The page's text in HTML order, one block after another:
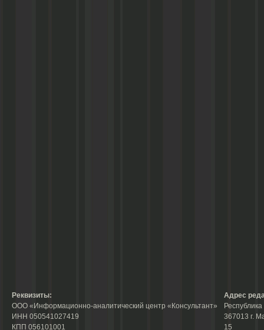
Реквизиты:
ООО «Информационно-аналитический центр «Консультант»
ИНН 050541027419
КПП 056101001
Адрес
367013 г.
15